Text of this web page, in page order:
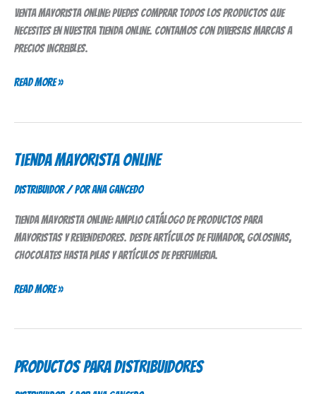
Venta mayorista online: puedes comprar todos los productos que
necesites en nuestra tienda online. Contamos con diversas marcas a
precios increibles.
Read More »
Tienda Mayorista Online
Distribuidor/ PorAna Gancedo
Tienda mayorista online: amplio catálogo de productos para
mayoristas y revendedores. Desde artículos de fumador, golosinas,
chocolates hasta pilas y artículos de perfumeria.
Tienda
Online
Read More »
Productos para Distribuidores
Productos